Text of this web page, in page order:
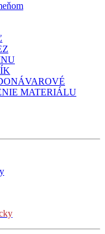
MATERIÁLU